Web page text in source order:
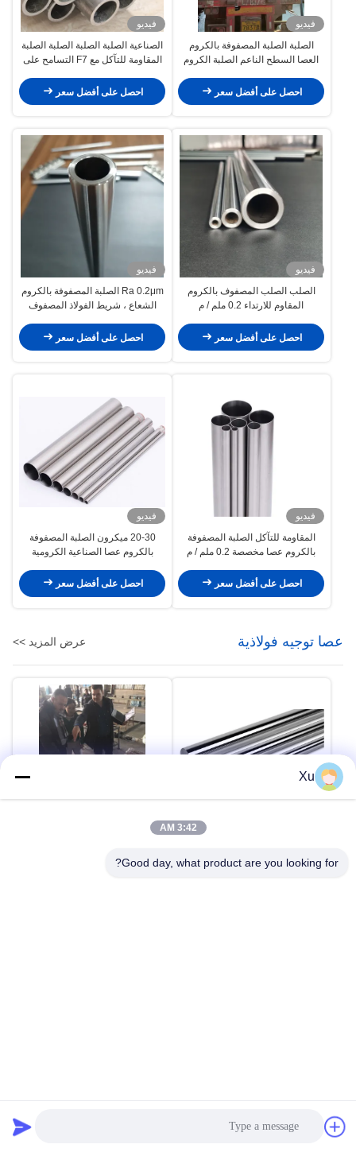
فيديو
الصلبة الصلبة المصفوفة بالكروم
العصا السطح الناعم الصلبة الكروم
احصل على أفضل سعر
فيديو
الصناعية الصلبة الصلبة الصلبة الصلبة
المقاومة للتآكل مع F7 التسامح على
احصل على أفضل سعر
فيديو
الصلب الصلب المصفوف بالكروم
المقاوم للارتداء 0.2 ملم / م
احصل على أفضل سعر
فيديو
Ra 0.2μm الصلبة المصفوفة بالكروم
الشعاع ، شريط الفولاذ المصفوف
احصل على أفضل سعر
فيديو
المقاومة للتآكل الصلبة المصفوفة
بالكروم عصا مخصصة 0.2 ملم / م
احصل على أفضل سعر
فيديو
20-30 ميكرون الصلبة المصفوفة
بالكروم عصا الصناعية الكرومية
احصل على أفضل سعر
عصا توجيه فولاذية عرض المزيد >>
التثبيت
فيديو
احصل على أفضل سعر
Xu
3:42 AM
Good day, what product are you looking for?